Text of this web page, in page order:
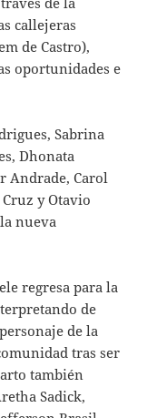
callejeras
de Castro),
oportunidades e
Sabrina
Dhonata
Andrade, Carol
y Otavio
nueva
regresa para la
de
de la
tras ser
también
Sadick,